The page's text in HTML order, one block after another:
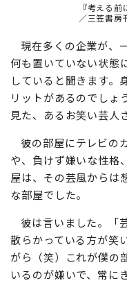
『考える
／三笠書房
現在多くの企業が、
何も置いていない状態
していると聞きます。
リットがあるのでしょ
見た、あるお笑い芸人
彼の部屋にテレビの
や、負けず嫌いな性格
屋は、その芸風からは
な部屋でした。
彼は言いました。「
散らかっている方が笑
がら（笑）これが僕の
いるのが嫌いで、常に